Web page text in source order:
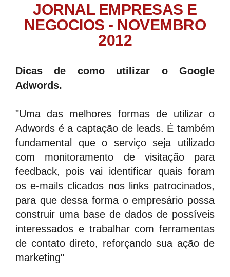
JORNAL EMPRESAS E
NEGOCIOS - NOVEMBRO
2012
Dicas de como utilizar o Google
Adwords.
"Uma das melhores formas de utilizar o
Adwords é a captação de leads. É também
fundamental que o serviço seja utilizado
com monitoramento de visitação para
feedback, pois vai identificar quais foram
os e-mails clicados nos links patrocinados,
para que dessa forma o empresário possa
construir uma base de dados de possíveis
interessados e trabalhar com ferramentas
de contato direto, reforçando sua ação de
marketing"